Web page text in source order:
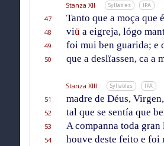
Stanza XII Syllables IPA
47 Tanto que a moça que
48
viü a eigreja, lógo
49
foi mui ben guarida; e
50
que a deslïassen, ca a
Stanza XIII Syllables IPA
51 madre de Déus,
52
tal que se sentía que
53
A companna toda gran
54
houve deste feito e foi